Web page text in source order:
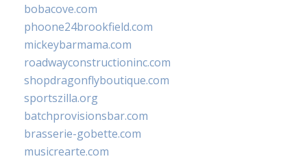
bobacove.com
phoone24brookfield.com
mickeybarmama.com
roadwayconstructioninc.com
shopdragonflyboutique.com
sportszilla.org
batchprovisionsbar.com
brasserie-gobette.com
musicrearte.com